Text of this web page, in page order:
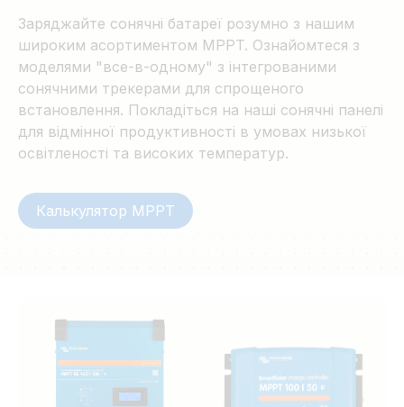
Multiplus-
Orion
SmartShunt
Заряджайте сонячні батареї розумно з нашим
широким асортиментом MPPT. Ознайомтеся з
моделями "все-в-одному" з інтегрованими
сонячними трекерами для спрощеного
встановлення. Покладіться на наші сонячні панелі
для відмінної продуктивності в умовах низької
освітленості та високих температур.
Калькулятор MPPT